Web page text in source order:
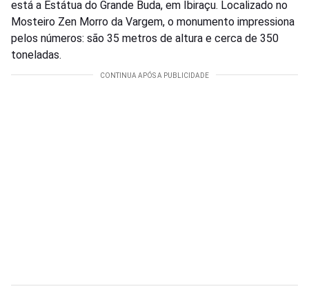
está a Estátua do Grande Buda, em Ibiraçu. Localizado no
Mosteiro Zen Morro da Vargem, o monumento impressiona
pelos números: são 35 metros de altura e cerca de 350
toneladas.